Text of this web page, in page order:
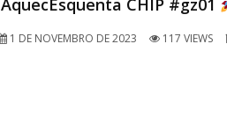
AquecEsquenta CHIP #gz01
1 DE NOVEMBRO DE 2023 117 VIEWS